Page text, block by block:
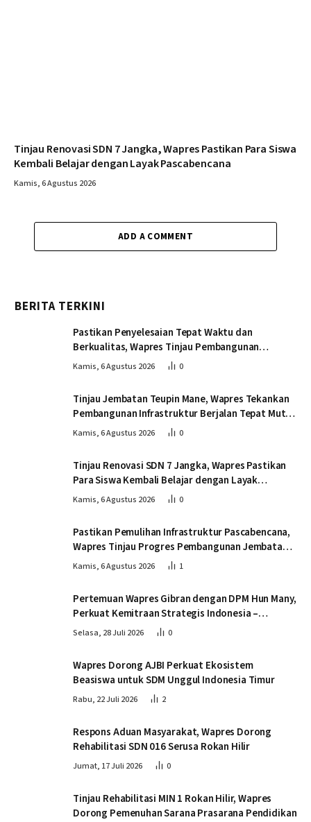
Tinjau Renovasi SDN 7 Jangka, Wapres Pastikan Para Siswa
Kembali Belajar dengan Layak Pascabencana
Kamis, 6 Agustus 2026
ADD A COMMENT
BERITA TERKINI
Pastikan Penyelesaian Tepat Waktu dan
Berkualitas, Wapres Tinjau Pembangunan
Jembatan Lumut
Kamis, 6 Agustus 2026 0
Tinjau Jembatan Teupin Mane, Wapres Tekankan
Pembangunan Infrastruktur Berjalan Tepat Mutu
dan Tepat Waktu
Kamis, 6 Agustus 2026 0
Tinjau Renovasi SDN 7 Jangka, Wapres Pastikan
Para Siswa Kembali Belajar dengan Layak
Pascabencana
Kamis, 6 Agustus 2026 0
Pastikan Pemulihan Infrastruktur Pascabencana,
Wapres Tinjau Progres Pembangunan Jembatan
Krueng Tingkeum Bireuen
Kamis, 6 Agustus 2026 1
Pertemuan Wapres Gibran dengan DPM Hun Many,
Perkuat Kemitraan Strategis Indonesia –
Kamboja
Selasa, 28 Juli 2026 0
Wapres Dorong AJBI Perkuat Ekosistem
Beasiswa untuk SDM Unggul Indonesia Timur
Rabu, 22 Juli 2026 2
Respons Aduan Masyarakat, Wapres Dorong
Rehabilitasi SDN 016 Serusa Rokan Hilir
Jumat, 17 Juli 2026 0
Tinjau Rehabilitasi MIN 1 Rokan Hilir, Wapres
Dorong Pemenuhan Sarana Prasarana Pendidikan